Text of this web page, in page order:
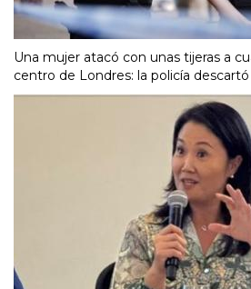
Una mujer atacó con unas tijeras a
centro de Londres: la policía